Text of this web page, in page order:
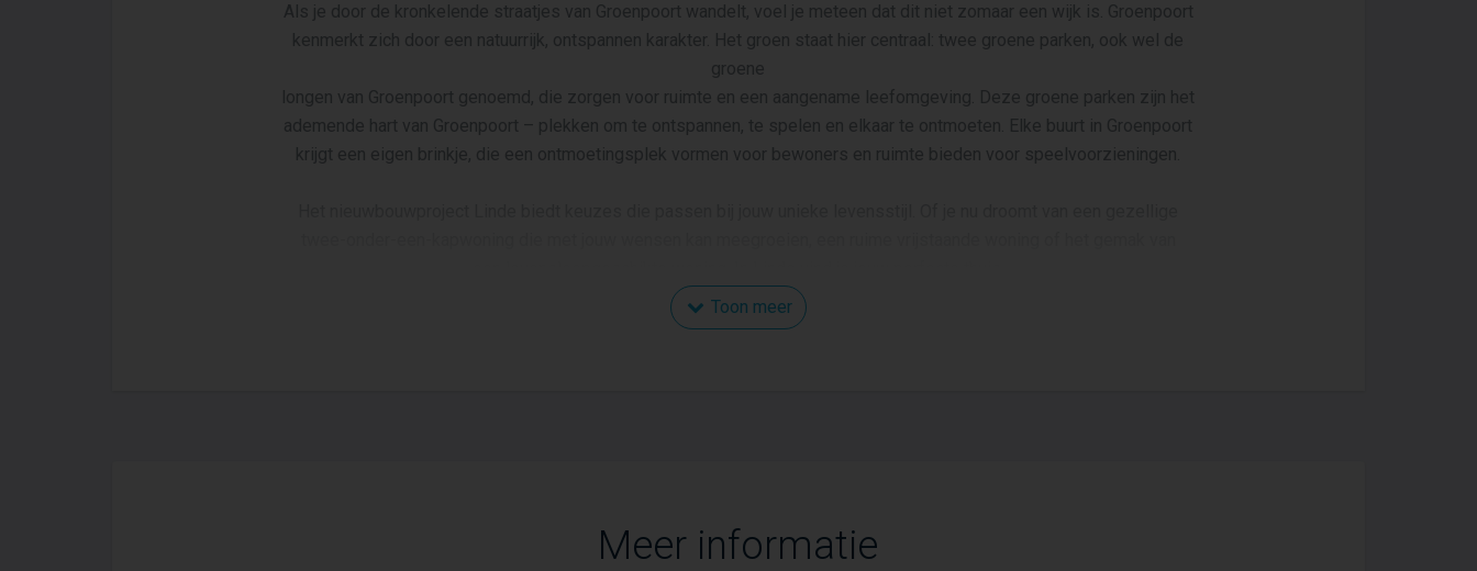
Als je door de kronkelende straatjes van Groenpoort wandelt, voel je meteen dat dit niet zomaar een wijk is. Groenpoort
kenmerkt zich door een natuurrijk, ontspannen karakter. Het groen staat hier centraal: twee groene parken, ook wel de
groene
longen van Groenpoort genoemd, die zorgen voor ruimte en een aangename leefomgeving. Deze groene parken zijn het
ademende hart van Groenpoort – plekken om te ontspannen, te spelen en elkaar te ontmoeten. Elke buurt in Groenpoort
krijgt een eigen brinkje, die een ontmoetingsplek vormen voor bewoners en ruimte bieden voor speelvoorzieningen.
Linde komt te liggen in de gezellige, kleinschalige buurt Het Landgoed, grenzend aan één van de groene longen van
Toon meer
Meer informatie